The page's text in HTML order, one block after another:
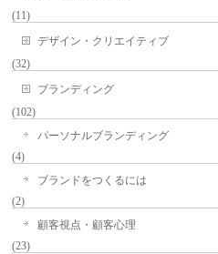
(11)
デザイン・クリエイティブ
(32)
ブランディング
(102)
パーソナルブランディング
(4)
ブランドをつくるには
(2)
顧客視点・顧客心理
(23)